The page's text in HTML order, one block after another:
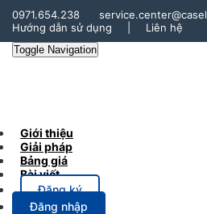
0971.654.238
Hướng dẫn sử dụng
Liên hệ
Toggle Navigation
Giới thiệu
Giải pháp
Bảng giá
Bài viết
Đăng ký
Đăng nhập